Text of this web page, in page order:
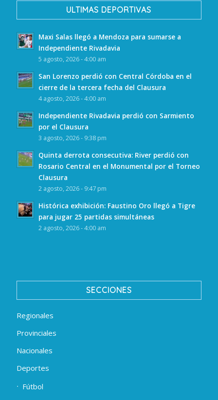
ULTIMAS DEPORTIVAS
Maxi Salas llegó a Mendoza para sumarse a
Independiente Rivadavia
5 agosto, 2026 - 4:00 am
San Lorenzo perdió con Central Córdoba en el
cierre de la tercera fecha del Clausura
4 agosto, 2026 - 4:00 am
Independiente Rivadavia perdió con Sarmiento
por el Clausura
3 agosto, 2026 - 9:38 pm
Quinta derrota consecutiva: River perdió con
Rosario Central en el Monumental por el Torneo
Clausura
2 agosto, 2026 - 9:47 pm
Histórica exhibición: Faustino Oro llegó a Tigre
para jugar 25 partidas simultáneas
2 agosto, 2026 - 4:00 am
SECCIONES
Regionales
Provinciales
Nacionales
Deportes
Fútbol